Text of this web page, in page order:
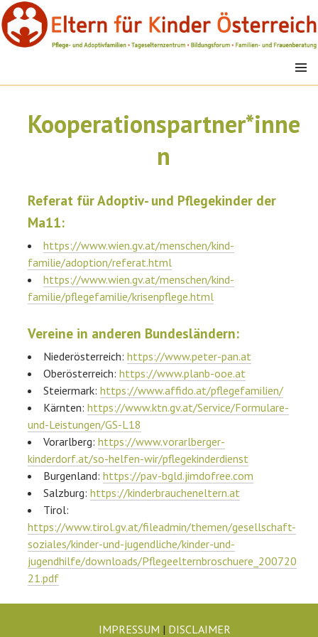
Springe
zum
Inhalt
EFK
MENÜ
Kooperationspartner*inne
n
Referat für Adoptiv- und Pflegekinder der
Ma11:
https://www.wien.gv.at/menschen/kind-
familie/adoption/referat.html
https://www.wien.gv.at/menschen/kind-
familie/pflegefamilie/krisenpflege.html
Vereine in anderen Bundesländern:
Niederösterreich: https://www.peter-pan.at
Oberösterreich: https://www.planb-ooe.at
Steiermark: https://www.affido.at/pflegefamilien/
Kärnten: https://www.ktn.gv.at/Service/Formulare-
und-Leistungen/GS-L18
Vorarlberg: https://www.vorarlberger-
kinderdorf.at/so-helfen-wir/pflegekinderdienst
Burgenland: https://pav-bgld.jimdofree.com
Salzburg: https://kinderbraucheneltern.at
Tirol:
https://www.tirol.gv.at/fileadmin/themen/gesellschaft-
soziales/kinder-und-jugendliche/kinder-und-
jugendhilfe/downloads/Pflegeelternbroschuere_200720
21.pdf
IMPRESSUM | DISCLAIMER